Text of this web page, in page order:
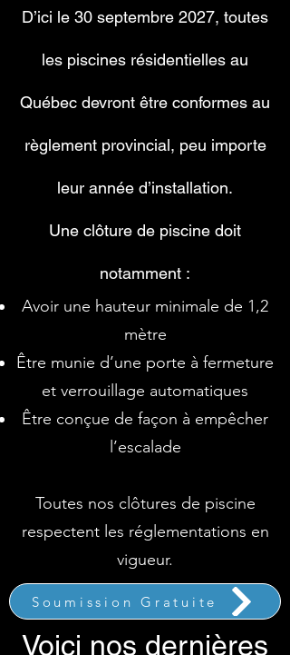
D’ici le 30 septembre 2027, toutes
les piscines résidentielles au
Québec devront être conformes au
règlement provincial, peu importe
leur année d’installation.
Une clôture de piscine doit
notamment :
Avoir une hauteur minimale de 1,2
mètre
Être munie d’une porte à fermeture
et verrouillage automatiques
Être conçue de façon à empêcher
l’escalade
Toutes nos clôtures de piscine
respectent les réglementations en
vigueur.
Soumission Gratuite
Voici nos dernières